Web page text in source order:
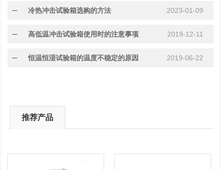
冷热冲击试验箱选购的方法 2023-01-09
高低温冲击试验箱使用时的注意事项 2019-12-11
恒温恒湿试验箱的温度不稳定的原因 2019-06-22
推荐产品